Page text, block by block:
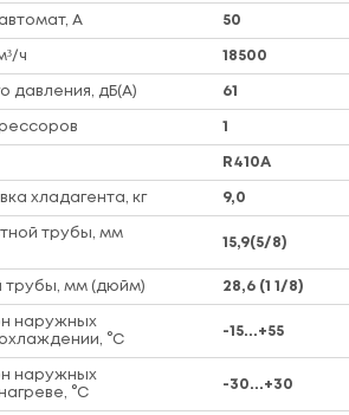
А 50
ч 18500
давления, дБ(А) 61
1
R410A
хладагента, кг 9,0
трубы, мм
15,9(5/8)
трубы, мм (дюйм) 28,6 (1 1/8)
наружных
°C
-15...+55
наружных
°C
-30...+30